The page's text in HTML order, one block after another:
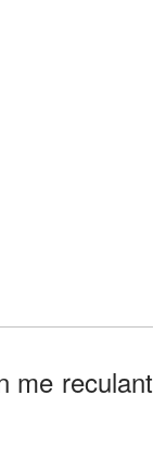
me reculant